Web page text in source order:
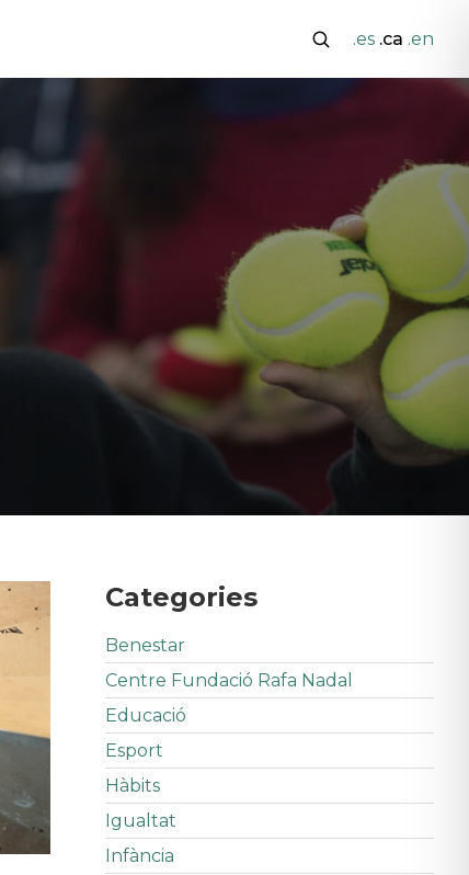
.es .ca .en
Categories
Benestar
Centre Fundació Rafa Nadal
Educació
Esport
Hàbits
Igualtat
Infància